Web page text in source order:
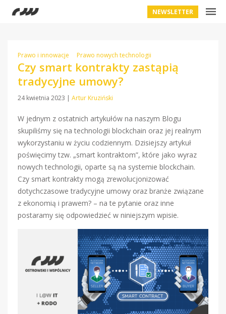
NEWSLETTER
Prawo i innowacje Prawo nowych technologii
Czy smart kontrakty zastąpią
tradycyjne umowy?
24 kwietnia 2023 | Artur Kruziński
W jednym z ostatnich artykułów na naszym Blogu
skupiliśmy się na technologii blockchain oraz jej realnym
wykorzystaniu w życiu codziennym. Dzisiejszy artykuł
poświęcimy tzw. „smart kontraktom”, które jako wyraz
nowych technologii, oparte są na systemie blockchain.
Czy smart kontrakty mogą zrewolucjonizować
dotychczasowe tradycyjne umowy oraz branże związane
z ekonomią i prawem? – na te pytanie oraz inne
postaramy się odpowiedzieć w niniejszym wpisie.